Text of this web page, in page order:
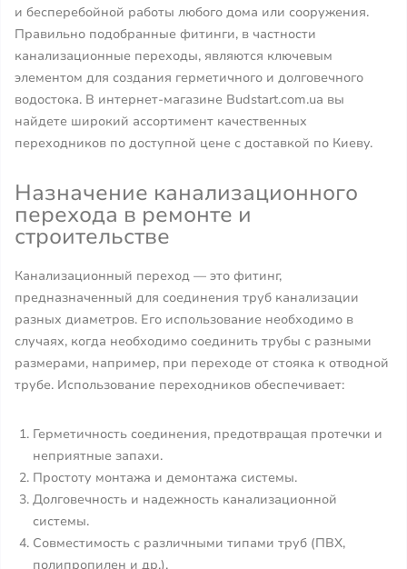
и бесперебойной работы любого дома или сооружения.
Правильно подобранные фитинги, в частности
канализационные переходы, являются ключевым
элементом для создания герметичного и долговечного
водостока. В интернет-магазине Budstart.com.ua вы
найдете широкий ассортимент качественных
переходников по доступной цене с доставкой по Киеву.
Назначение канализационного
перехода в ремонте и
строительстве
Канализационный переход — это фитинг,
предназначенный для соединения труб канализации
разных диаметров. Его использование необходимо в
случаях, когда необходимо соединить трубы с разными
размерами, например, при переходе от стояка к отводной
трубе. Использование переходников обеспечивает:
Герметичность соединения, предотвращая протечки и
неприятные запахи.
Простоту монтажа и демонтажа системы.
Долговечность и надежность канализационной
системы.
Совместимость с различными типами труб (ПВХ,
полипропилен и др.).